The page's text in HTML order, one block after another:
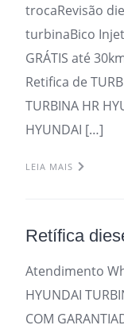
trocaRevisão
turbinaBico
GRÁTIS até
Retifica de
TURBINA HR
HYUNDAI […]
LEIA MAIS
Retífica
Atendimento
HYUNDAI
COM